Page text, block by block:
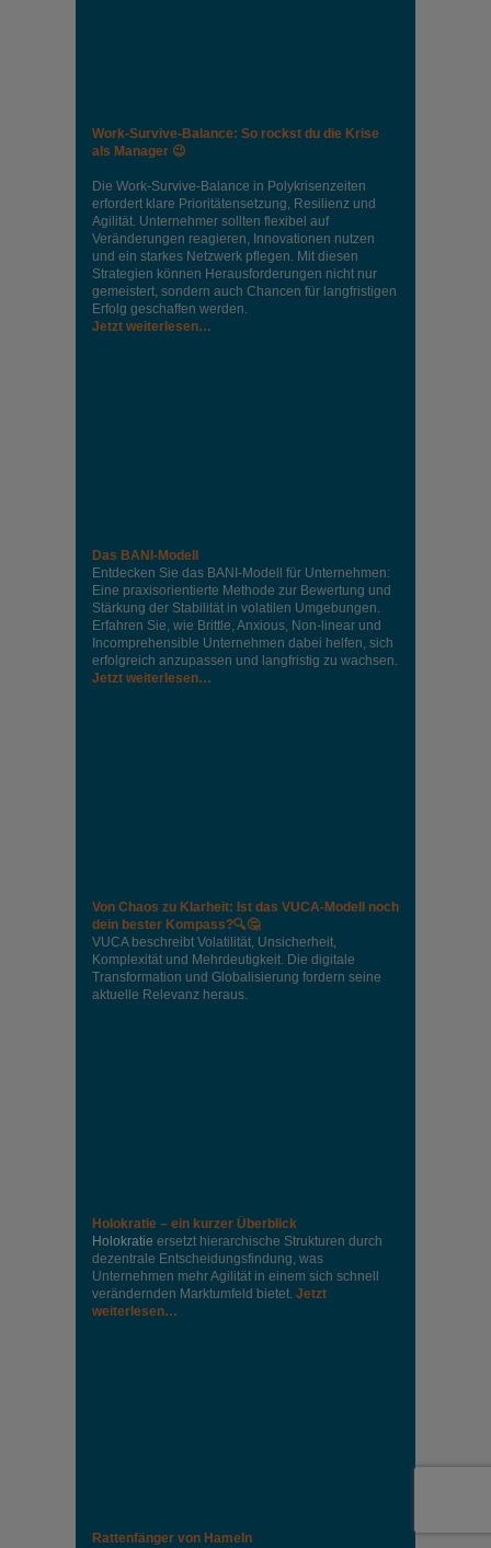
Work-Survive-Balance: So rockst du die Krise
als Manager 😉
Die Work-Survive-Balance in Polykrisenzeiten
erfordert klare Prioritätensetzung, Resilienz und
Agilität. Unternehmer sollten flexibel auf
Veränderungen reagieren, Innovationen nutzen
und ein starkes Netzwerk pflegen. Mit diesen
Strategien können Herausforderungen nicht nur
gemeistert, sondern auch Chancen für langfristigen
Erfolg geschaffen werden.
Jetzt weiterlesen…
Das BANI-Modell
Entdecken Sie das BANI-Modell für Unternehmen:
Eine praxisorientierte Methode zur Bewertung und
Stärkung der Stabilität in volatilen Umgebungen.
Erfahren Sie, wie Brittle, Anxious, Non-linear und
Incomprehensible Unternehmen dabei helfen, sich
erfolgreich anzupassen und langfristig zu wachsen.
Jetzt weiterlesen…
Von Chaos zu Klarheit: Ist das VUCA-Modell noch
dein bester Kompass?🔍🤔
VUCA beschreibt Volatilität, Unsicherheit,
Komplexität und Mehrdeutigkeit. Die digitale
Transformation und Globalisierung fordern seine
aktuelle Relevanz heraus.
Holokratie – ein kurzer Überblick
Holokratie ersetzt hierarchische Strukturen durch
dezentrale Entscheidungsfindung, was
Unternehmen mehr Agilität in einem sich schnell
verändernden Marktumfeld bietet. Jetzt
weiterlesen…
Rattenfänger von Hameln